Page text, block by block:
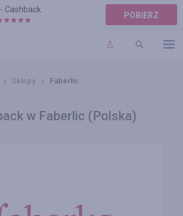
Cashback
POBIERZ
Sklepy Faberlic
w Faberlic (Polska)